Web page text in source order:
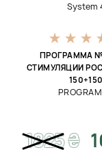
System
ПРОГРАММА
СТИМУЛЯЦИИ
150+150
1825₴